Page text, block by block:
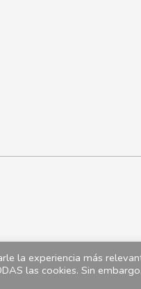
la experiencia más
las cookies. Sin